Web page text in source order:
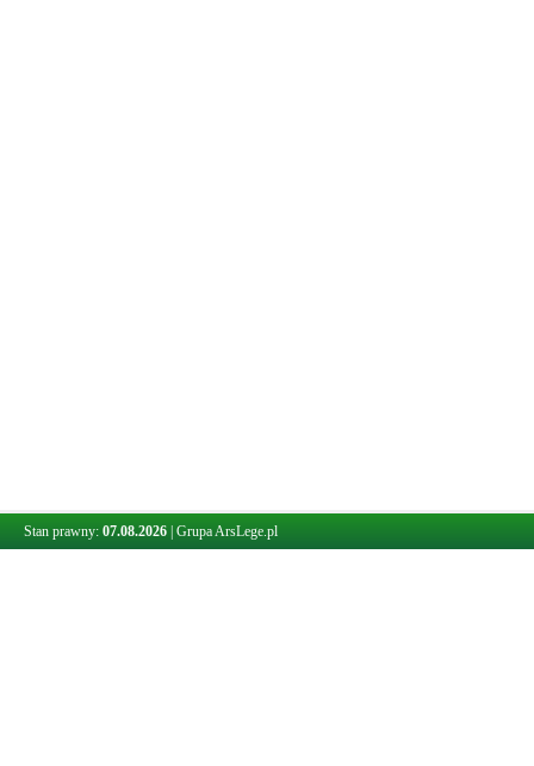
Stan prawny: 07.08.2026 Grupa ArsLege.pl